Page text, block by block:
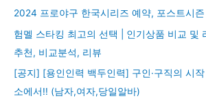
2024 프로야구 한국시리즈 예약, 포스트시즌
험멜 스타킹 최고의 선택 | 인기상품 비교 및
추천, 비교분석, 리뷰
[공지] [용인인력 백두인력] 구인·구직의 시
소에서!! (남자,여자,당일알바)